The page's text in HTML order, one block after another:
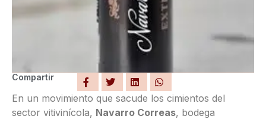
Compartir
En un movimiento que sacude los cimientos del
sector vitivinícola, Navarro Correas, bodega